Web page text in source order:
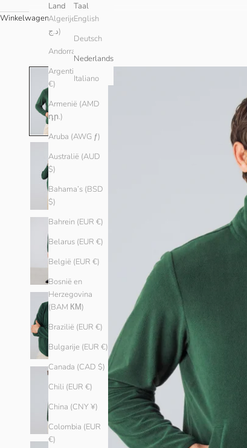
Land
Algerije (DZD
د.ج)
Andorra (EUR €)
Argentinië (EUR
€)
Armenië (AMD
դր.)
Aruba (AWG ƒ)
Australië (AUD
$)
Bahama’s (BSD
$)
Bahrein (EUR €)
Belarus (EUR €)
België (EUR €)
Bosnië en
Herzegovina
(BAM КМ)
Brazilië (EUR €)
Bulgarije (EUR €)
Canada (CAD $)
Chili (EUR €)
China (CNY ¥)
Colombia (EUR
€)
Taal
English
Deutsch
Nederlands
Italiano
Winkelwagen